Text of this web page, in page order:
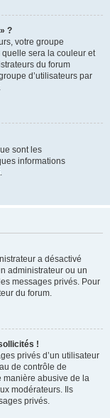
?
votre groupe
quelle sera la couleur et
du forum
d’utilisateurs par
sont les
informations
a désactivé
administrateur ou un
messages privés. Pour
du forum.
!
privés d’un utilisateur
de contrôle de
manière abusive de la
modérateurs. Ils
privés.